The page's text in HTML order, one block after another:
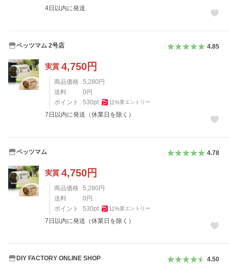
4日以内に発送
ペッツマム 2号店 4.85
実質 4,750円
商品価格 5,280 円
送料
0 円
ポイント
530pt 11%要エントリー
7日以内に発送（休業日を除く）
ペッツマム 4.78
実質 4,750円
商品価格 5,280 円
送料
0 円
ポイント
530pt 11%要エントリー
7日以内に発送（休業日を除く）
DIY FACTORY ONLINE SHOP 4.50